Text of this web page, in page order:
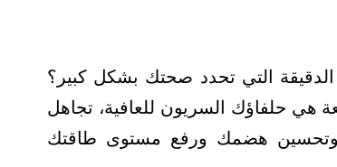
التي تحدد صحتك بشكل كبير؟
هي حلفاؤك السريون للعافية، تجاهل
وتحسين هضمك ورفع مستوى طاقتك